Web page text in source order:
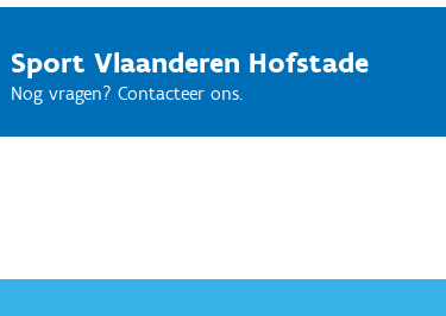
Sport Vlaanderen Hofstade
Nog vragen? Contacteer ons.